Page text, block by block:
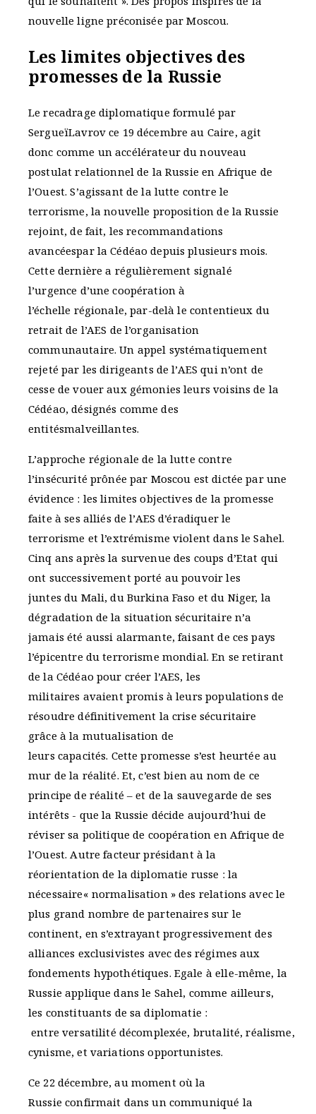
nouvelle ligne préconisée par Moscou.
Les limites objectives des
promesses de la Russie
Le recadrage diplomatique formulé par
SergueïLavrov ce 19 décembre au Caire, agit
donc comme un accélérateur du nouveau
postulat relationnel de la Russie en Afrique de
l’Ouest. S’agissant de la lutte contre le
terrorisme, la nouvelle proposition de la Russie
rejoint, de fait, les recommandations
avancéespar la Cédéao depuis plusieurs mois.
Cette dernière a régulièrement signalé
l’urgence d’une coopération à
l’échelle régionale, par-delà le contentieux du
retrait de l’AES de l’organisation
communautaire. Un appel systématiquement
rejeté par les dirigeants de l’AES qui n’ont de
cesse de vouer aux gémonies leurs voisins de la
Cédéao, désignés comme des
entitésmalveillantes.
L’approche régionale de la lutte contre
l’insécurité prônée par Moscou est dictée par une
évidence : les limites objectives de la promesse
faite à ses alliés de l’AES d’éradiquer le
terrorisme et l’extrémisme violent dans le Sahel.
Cinq ans après la survenue des coups d’Etat qui
ont successivement porté au pouvoir les
juntes du Mali, du Burkina Faso et du Niger, la
dégradation de la situation sécuritaire n’a
jamais été aussi alarmante, faisant de ces pays
l’épicentre du terrorisme mondial. En se retirant
de la Cédéao pour créer l’AES, les
militaires avaient promis à leurs populations de
résoudre définitivement la crise sécuritaire
grâce à la mutualisation de
leurs capacités. Cette promesse s’est heurtée au
mur de la réalité. Et, c’est bien au nom de ce
principe de réalité – et de la sauvegarde de ses
intérêts - que la Russie décide aujourd’hui de
réviser sa politique de coopération en Afrique de
l’Ouest. Autre facteur présidant à la
réorientation de la diplomatie russe : la
nécessaire« normalisation » des relations avec le
plus grand nombre de partenaires sur le
continent, en s’extrayant progressivement des
alliances exclusivistes avec des régimes aux
fondements hypothétiques. Egale à elle-même, la
Russie applique dans le Sahel, comme ailleurs,
les constituants de sa diplomatie :
entre versatilité décomplexée, brutalité, réalisme,
cynisme, et variations opportunistes.
Ce 22 décembre, au moment où la
Russie confirmait dans un communiqué la